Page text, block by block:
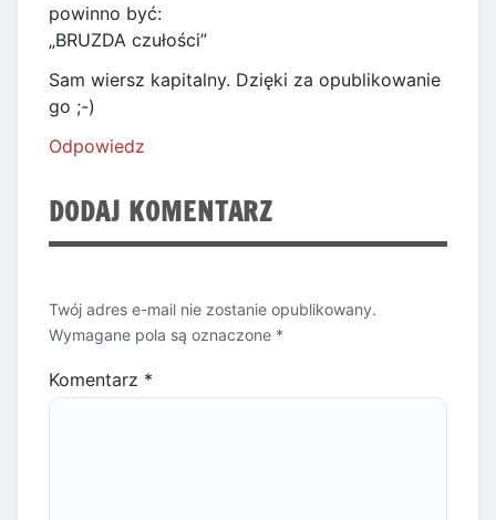
powinno być:
„BRUZDA czułości”
Sam wiersz kapitalny. Dzięki za opublikowanie
go ;-)
Odpowiedz
DODAJ KOMENTARZ
Twój adres e-mail nie zostanie opublikowany.
Wymagane pola są oznaczone *
Komentarz *